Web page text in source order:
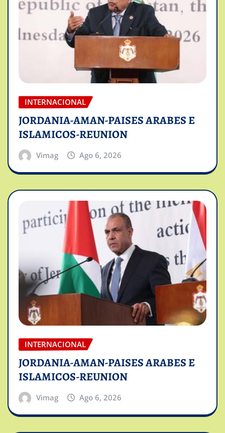
INTERNACIONAL
JORDANIA-AMAN-PAISES ARABES E
ISLAMICOS-REUNION
Vimag Ago 6, 2026
INTERNACIONAL
JORDANIA-AMAN-PAISES ARABES E
ISLAMICOS-REUNION
Vimag Ago 6, 2026